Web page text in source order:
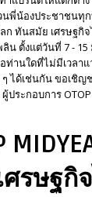
นพี่น้องประชาชน
ลก ทันสมัย เศรษ
ตั้งแต่วันที่ 7 - 15
านใดที่ไม่มีเวลา
ด้เช่นกัน ขอเชิ
ประกอบการ
รษฐกิ